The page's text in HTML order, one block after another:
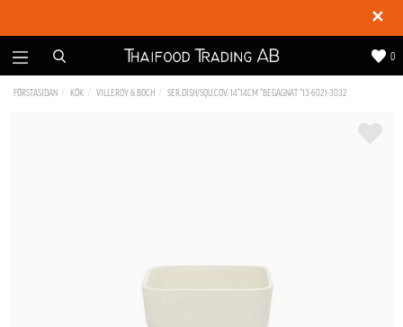
✕
0
FÖRSTASIDAN KÖK VILLEROY & BOCH SER.DISH/SQU.COV. 14*14CM *BEGAGNAT *13-6021-3032